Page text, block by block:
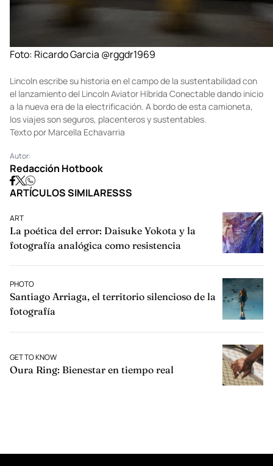
Foto: Ricardo Garcia @rggdr1969
Lincoln escribe su historia en el campo de la sustentabilidad con
el lanzamiento del Lincoln Aviator Híbrida Conectable dando inicio
a la nueva era de la electrificación. A bordo de esta camioneta,
los viajes son seguros, placenteros y sustentables.
Texto por Marcella Echavarria
Autor:
Redacción Hotbook
ARTÍCULOS SIMILARESSS
ART
La poética del error: Daisuke Yokota y la
fotografía analógica como resistencia
PHOTO
Santiago Arriaga, el territorio silencioso de la
fotografía
GET TO KNOW
Oura Ring: Bienestar en tiempo real